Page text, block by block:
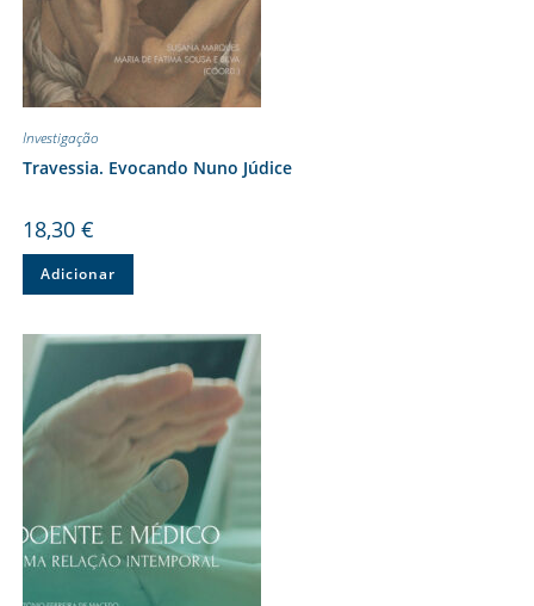
Investigação
Travessia. Evocando Nuno Júdice
18,30 €
Adicionar